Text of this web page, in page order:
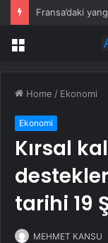
Fransa’daki
Menu
Home / Ekonomi
Ekonomi
Kırsal
tarihi 19
MEHMET KANSU